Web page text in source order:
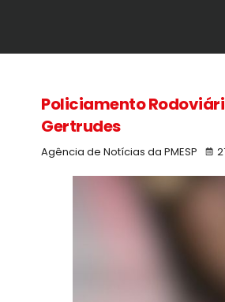
Policiamento
Gertrudes
Agência de Notícias da PMESP